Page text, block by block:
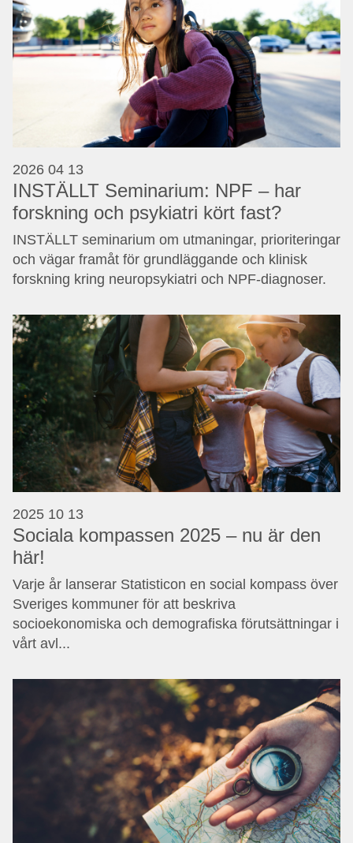
2026 04 13
INSTÄLLT Seminarium: NPF – har
forskning och psykiatri kört fast?
INSTÄLLT seminarium om utmaningar, prioriteringar
och vägar framåt för grundläggande och klinisk
forskning kring neuropsykiatri och NPF-diagnoser.
2025 10 13
Sociala kompassen 2025 – nu är den
här!
Varje år lanserar Statisticon en social kompass över
Sveriges kommuner för att beskriva
socioekonomiska och demografiska förutsättningar i
vårt avl...